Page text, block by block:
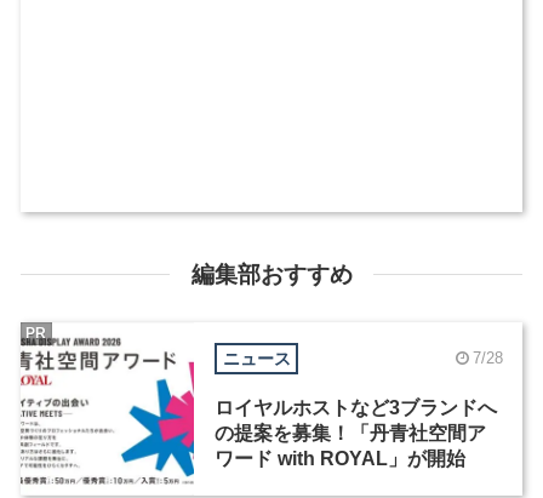
編集部おすすめ
ニュース 7/28
ロイヤルホストなど3ブランドへ
の提案を募集！「丹青社空間ア
ワード with ROYAL」が開始
PR